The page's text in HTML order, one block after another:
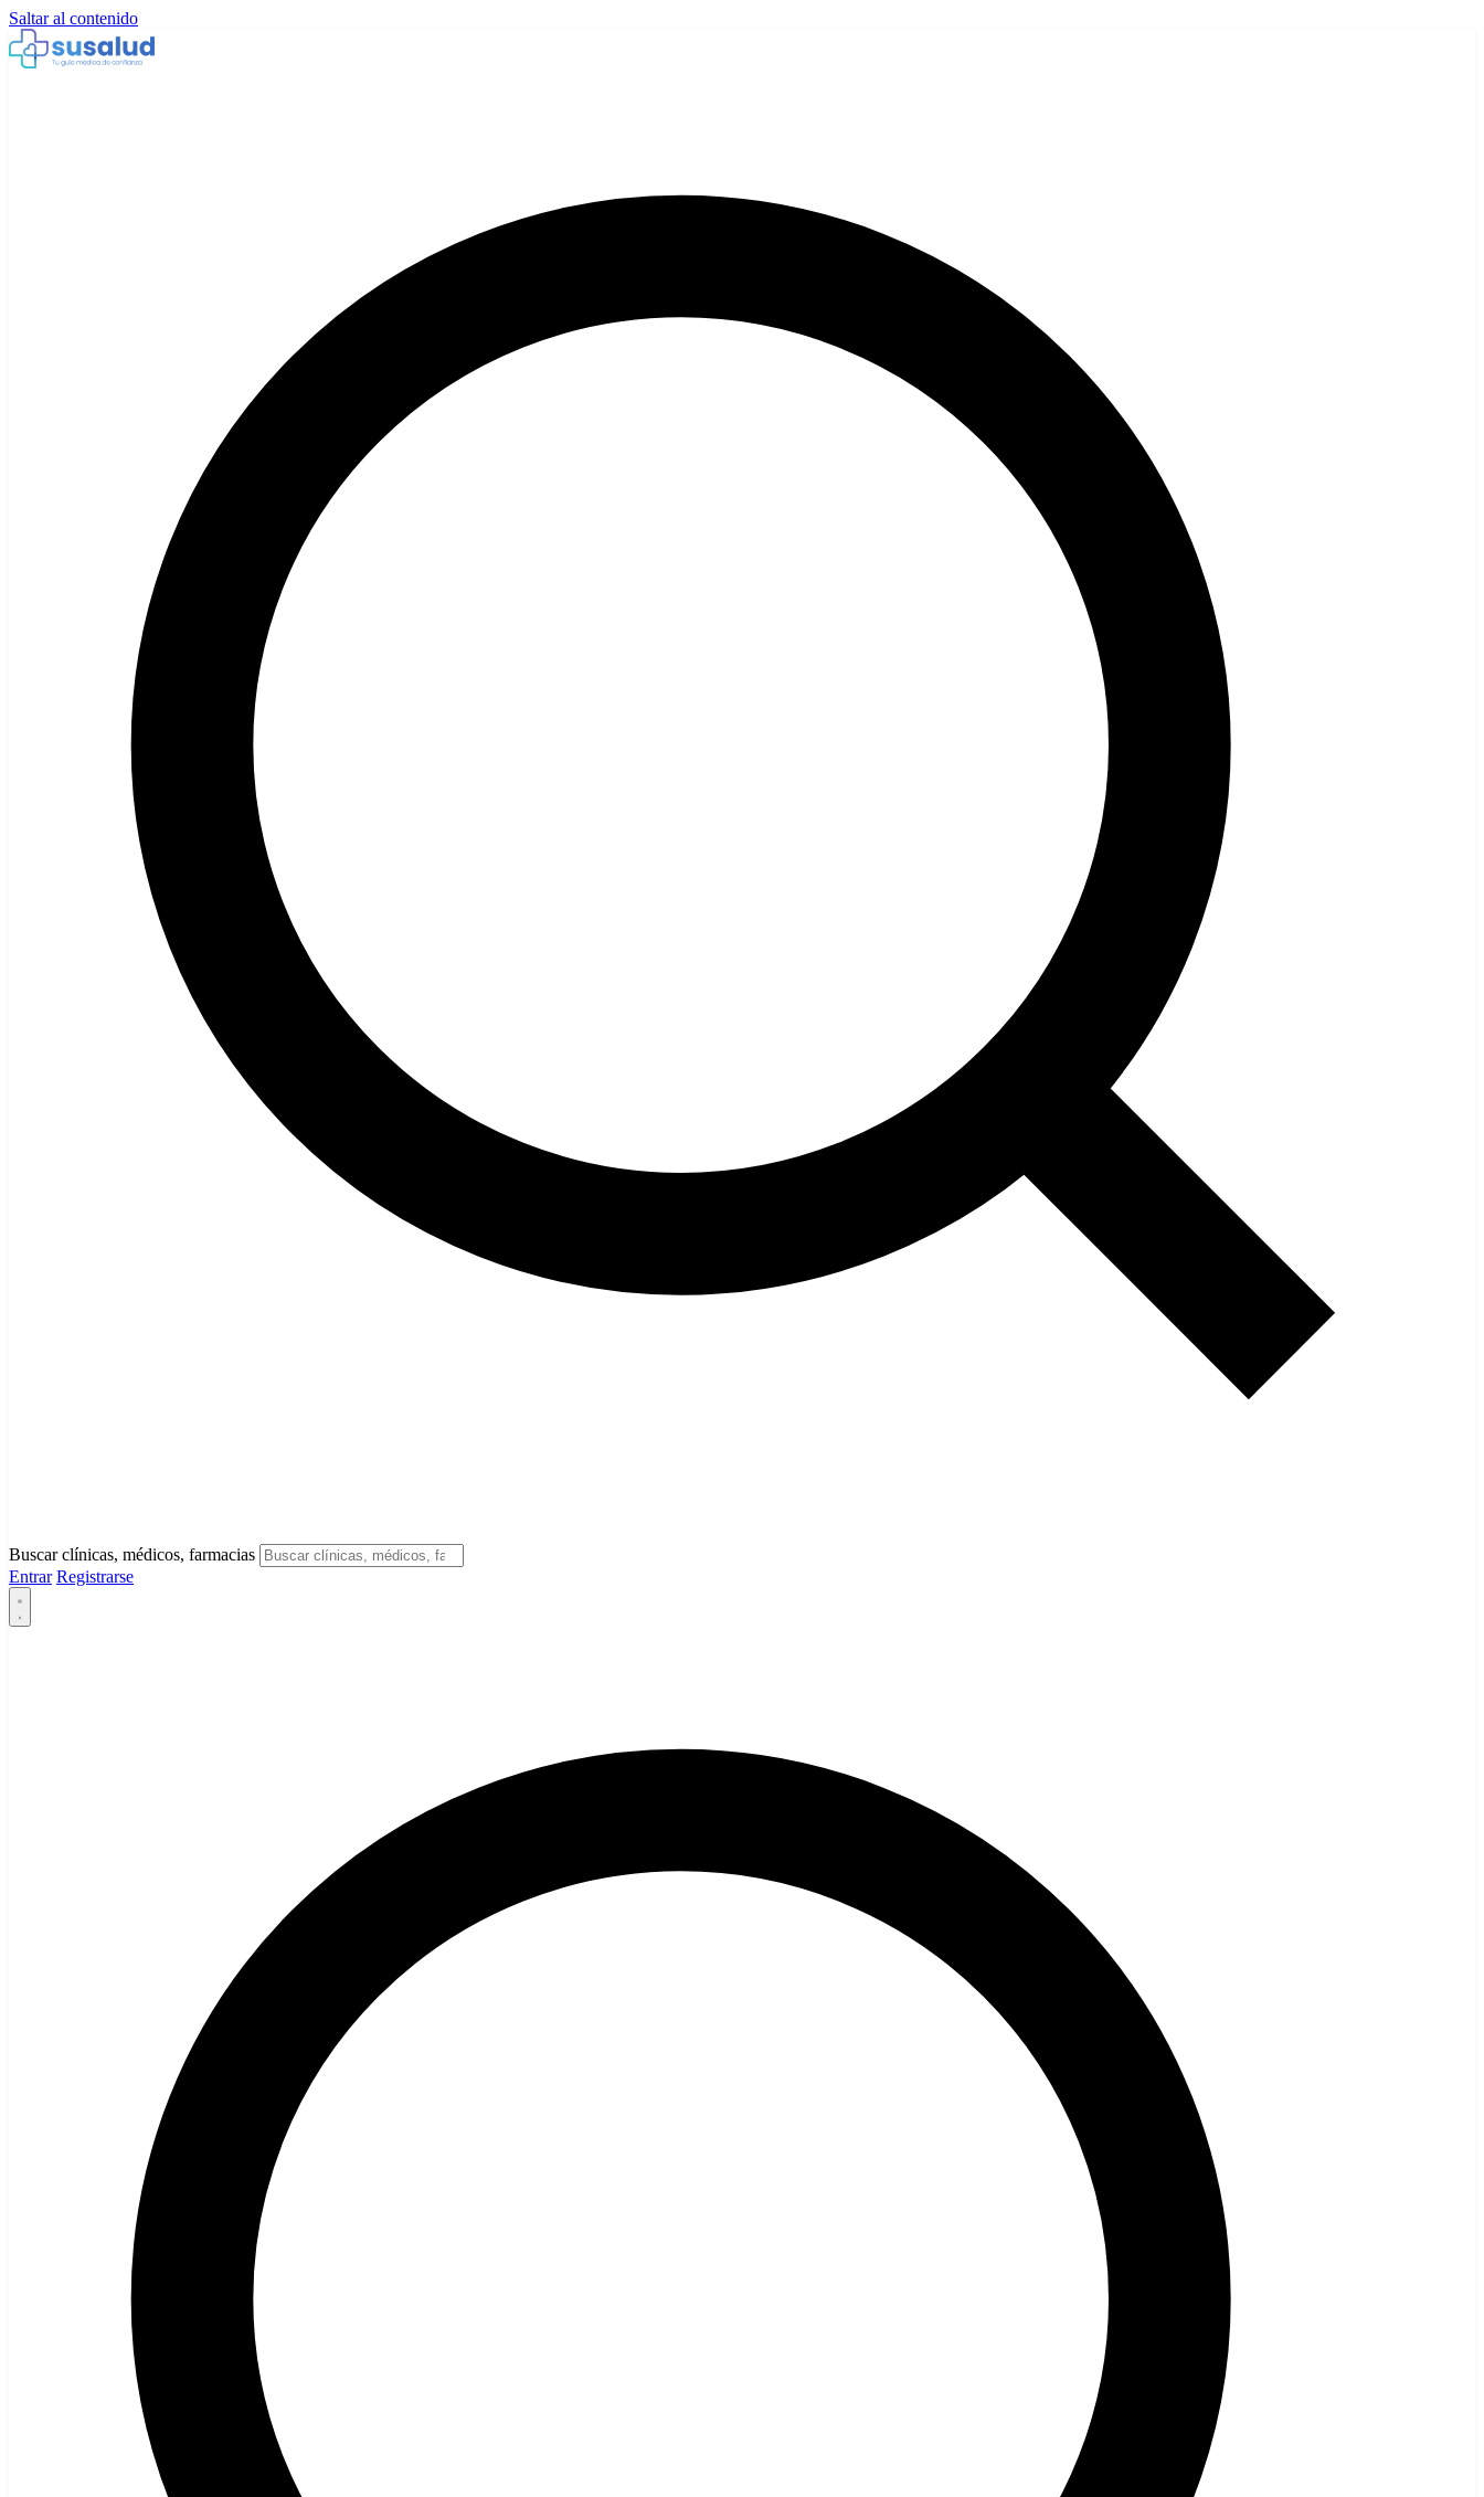
Saltar al contenido
Buscar clínicas, médicos, farmacias
Entrar Registrarse